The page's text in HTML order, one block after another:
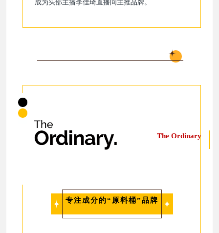
成为头部主播李佳琦直播间主推品牌。
The Ordinary
专注成分的“原料桶”品牌